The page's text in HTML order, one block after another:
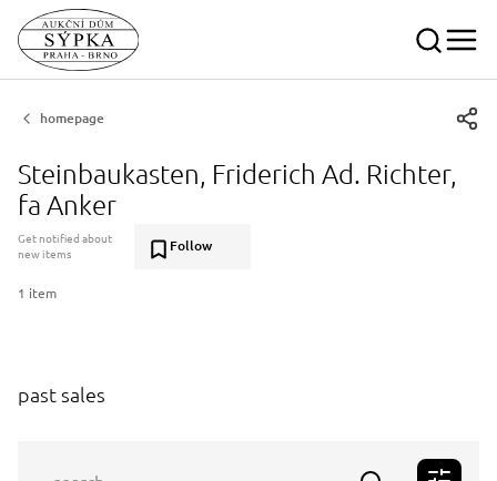
homepage
Steinbaukasten, Friderich Ad. Richter,
fa Anker
Get notified about
new items
Follow
1 item
past sales